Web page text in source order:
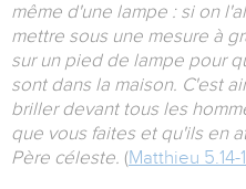
même d'une lampe : si on
mettre sous une mesure à
sur un pied de lampe pour
sont dans la maison. C'est
briller devant tous les
que vous faites et qu'ils en
Père céleste. (Matthieu 5.14-